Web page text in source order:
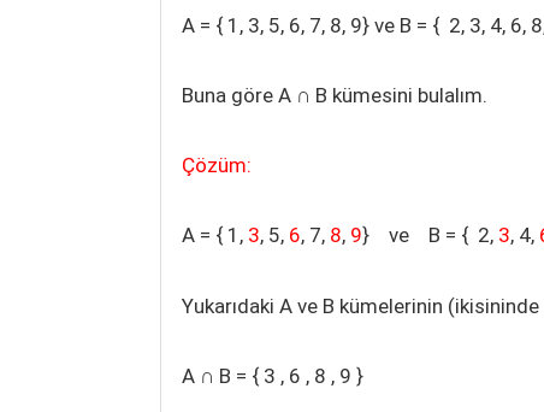
A = { 1, 3, 5, 6, 7, 8, 9} ve B = { 2, 3, 4, 6,
Buna göre A ∩ B kümesini bulalım.
Çözüm:
A = { 1, 3, 5, 6, 7, 8, 9} ve B = { 2, 3, 4,
Yukarıdaki A ve B kümelerinin
A ∩ B = { 3 , 6 , 8 , 9 }